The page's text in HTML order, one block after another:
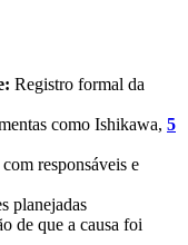
Registro formal da
como Ishikawa, 5
responsáveis e
planejadas
de que a causa foi